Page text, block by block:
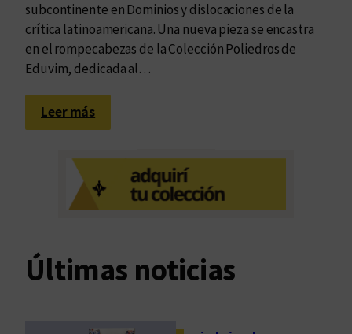
subcontinente en Dominios y dislocaciones de la
crítica latinoamericana. Una nueva pieza se encastra
en el rompecabezas de la Colección Poliedros de
Eduvim, dedicada al…
Leer más:
L
r
e
t
m
Últimas noticias